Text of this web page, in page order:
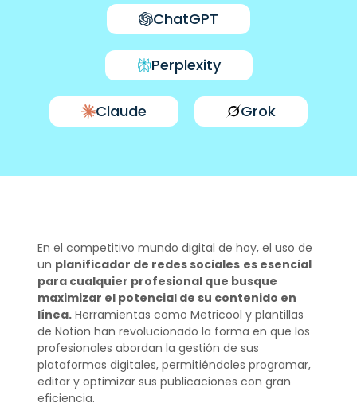
ChatGPT
Perplexity
Claude Grok
En el competitivo mundo digital de hoy, el uso de
un planificador de redes sociales es esencial
para cualquier profesional que busque
maximizar el potencial de su contenido en
línea.Herramientas como Metricool y plantillas
de Notion han revolucionado la forma en que los
profesionales abordan la gestión de sus
plataformas digitales, permitiéndoles programar,
editar y optimizar sus publicaciones con gran
eficiencia.